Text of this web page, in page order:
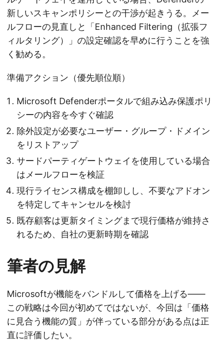
新しいスキャンポリシーとの干渉が起きうる。メー
ルフローの見直しと「Enhanced Filtering（拡張フ
ィルタリング）」の設定確認を早めに行うことを強
く勧める。
準備アクション（優先順位順）
Microsoft Defenderポータルで組み込み保護ポリ
シーの内容を今すぐ確認
除外設定が必要なユーザー・グループ・ドメイン
をリストアップ
サードパーティゲートウェイを使用している場合
はメールフローを検証
現行ライセンス構成を棚卸しし、不要なアドオン
を特定してキャンセルを検討
既存顧客は更新タイミングまで現行価格が維持さ
れるため、自社の更新時期を確認
筆者の見解
Microsoftが機能をバンドルして価格を上げる——
この戦略は今回が初めてではないが、今回は「価格
に見合う機能の質」が伴っている部分がある点は正
直に評価したい。